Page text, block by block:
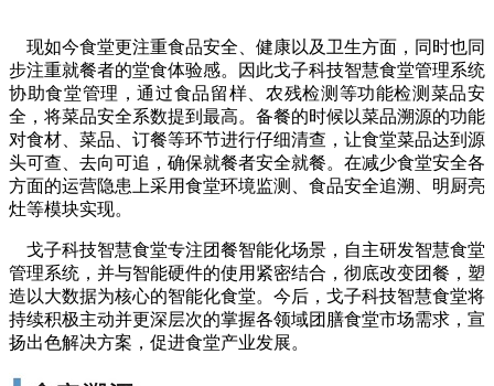
现如今食堂更注重食品安全、健康以及卫生方面，同时也同
步注重就餐者的堂食体验感。因此戈子科技智慧食堂管理系统
协助食堂管理，通过食品留样、农残检测等功能检测菜品安
全，将菜品安全系数提到最高。备餐的时候以菜品溯源的功能
对食材、菜品、订餐等环节进行仔细清查，让食堂菜品达到源
头可查、去向可追，确保就餐者安全就餐。在减少食堂安全各
方面的运营隐患上采用食堂环境监测、食品安全追溯、明厨亮
灶等模块实现。
戈子科技智慧食堂专注团餐智能化场景，自主研发智慧食堂
管理系统，并与智能硬件的使用紧密结合，彻底改变团餐，塑
造以大数据为核心的智能化食堂。今后，戈子科技智慧食堂将
持续积极主动并更深层次的掌握各领域团膳食堂市场需求，宣
扬出色解决方案，促进食堂产业发展。